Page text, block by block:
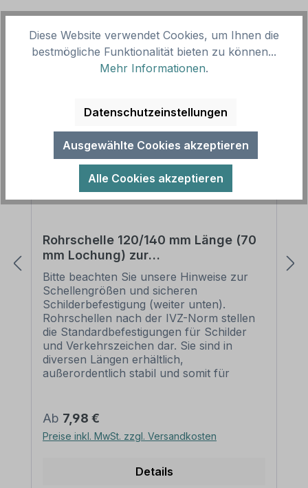
Produktgalerie überspringen
Zubehör
Rohrschelle 120/140 mm Länge (70
mm Lochung) zur
Schilderbefestigung
Bitte beachten Sie unsere Hinweise zur
Schellengrößen und sicheren
Schilderbefestigung (weiter unten).
Rohrschellen nach der IVZ-Norm stellen
die Standardbefestigungen für Schilder
und Verkehrszeichen dar. Sie sind in
diversen Längen erhältlich,
außerordentlich stabil und somit für
eine sichere Befestigung von Schildern mit
einer Höhe über 200 mm werden zwei
Rohrschellen benötigt. Merkmale dieser
Norm: nach IVZ Material: Stahl,
Regulärer Preis:
Ab 7,98 €
Preise inkl. MwSt. zzgl. Versandkosten
Details
Diese Website verwendet Cookies, um Ihnen die
bestmögliche Funktionalität bieten zu können...
Mehr Informationen.
Datenschutzeinstellungen
Ausgewählte Cookies akzeptieren
Alle Cookies akzeptieren